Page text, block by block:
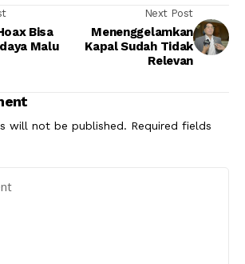
Bisa
Malu
Next Post
Menenggelamkan
Kapal Sudah Tidak
Relevan
will not be published. Required fields